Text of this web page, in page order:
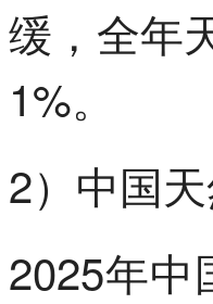
缓，全年
1%。
2）中国
2025年